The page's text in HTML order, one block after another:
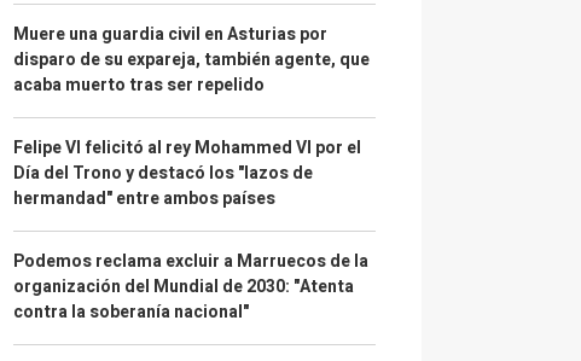
Muere una guardia civil en Asturias por
disparo de su expareja, también agente, que
acaba muerto tras ser repelido
Felipe VI felicitó al rey Mohammed VI por el
Día del Trono y destacó los "lazos de
hermandad" entre ambos países
Podemos reclama excluir a Marruecos de la
organización del Mundial de 2030: "Atenta
contra la soberanía nacional"